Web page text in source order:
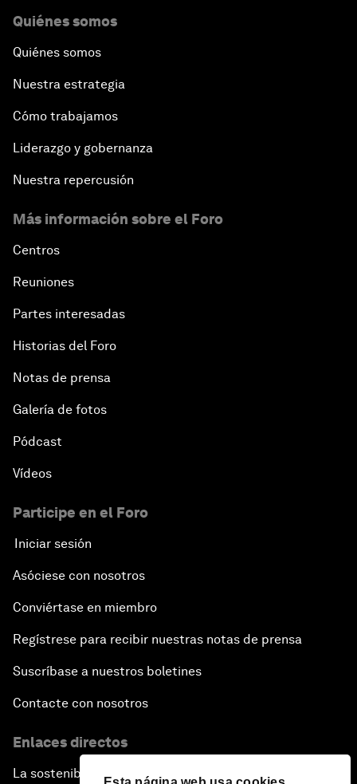
Quiénes somos
Quiénes somos
Nuestra estrategia
Cómo trabajamos
Liderazgo y gobernanza
Nuestra repercusión
Más información sobre el Foro
Centros
Reuniones
Partes interesadas
Historias del Foro
Notas de prensa
Galería de fotos
Pódcast
Vídeos
Participe en el Foro
Iniciar sesión
Asóciese con nosotros
Conviértase en miembro
Regístrese para recibir nuestras notas de prensa
Suscríbase a nuestros boletines
Contacte con nosotros
Enlaces directos
La sostenibilidad en el Foro